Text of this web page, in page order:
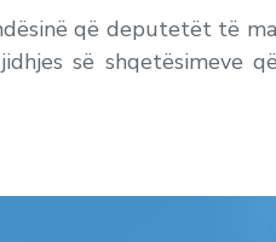
që deputetët të
së shqetësimeve